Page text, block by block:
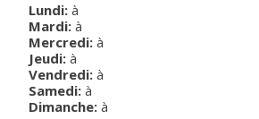
Lundi: à
Mardi: à
Mercredi: à
Jeudi: à
Vendredi: à
Samedi: à
Dimanche: à